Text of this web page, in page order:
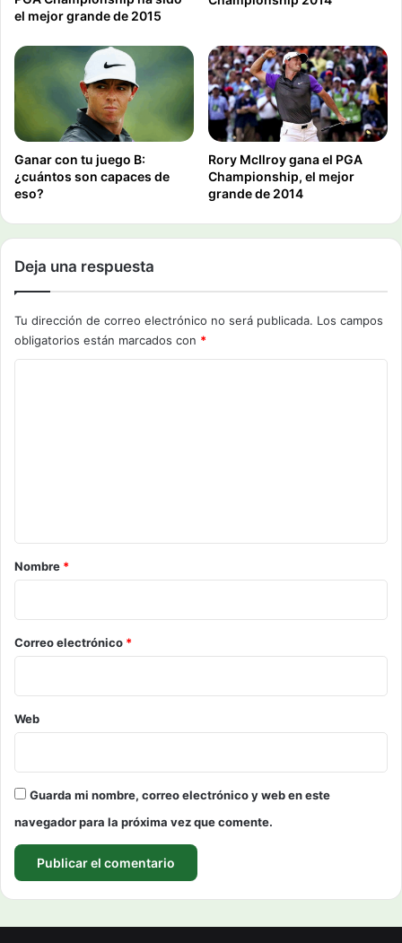
el mejor grande de 2015
Ganar con tu juego B:
¿cuántos son capaces de
eso?
Rory McIlroy gana el PGA
Championship, el mejor
grande de 2014
Deja una respuesta
Tu dirección de correo electrónico no será publicada. Los campos
obligatorios están marcados con *
r
o
*
Nombre *
Correo electrónico *
Web
Guarda mi nombre, correo electrónico y web en este
navegador para la próxima vez que comente.